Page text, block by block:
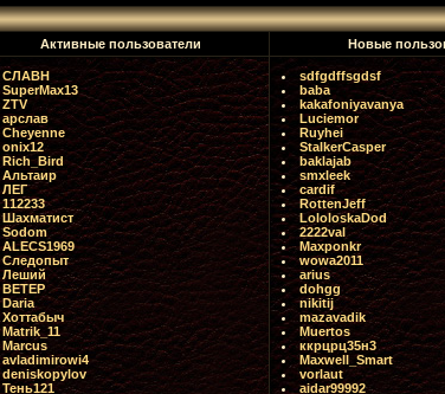
Активные пользователи Новые
СЛАВН
SuperMax13
ZTV
арслав
Cheyenne
onix12
Rich_Bird
Альтаир
ЛЕГ
112233
Шахматист
Sodom
ALECS1969
Следопыт
Леший
ВЕТЕР
Daria
Хоттабыч
Matrik_11
Marcus
avladimirowi4
deniskopylov
Тень121
sdfgdffsgdsf
baba
kakafoniyavanya
Luciemor
Ruyhei
StalkerCasper
baklajab
smxleek
cardif
RottenJeff
LololoskaDod
2222val
Maxponkr
wowa2011
arius
dohgg
nikitij
mazavadik
Muertos
ккрцрц35н3
Maxwell_Smart
vorlaut
aidar99992